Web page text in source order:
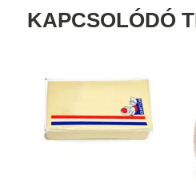
KAPCSOLÓDÓ